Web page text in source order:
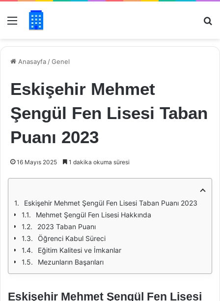
Menü
Anasayfa /Genel
Eskişehir Mehmet
Şengül Fen Lisesi Taban
Puanı 2023
16 Mayıs 2025 1 dakika okuma süresi
Eskişehir Mehmet Şengül Fen Lisesi Taban Puanı 2023
Mehmet Şengül Fen Lisesi Hakkında
2023 Taban Puanı
Öğrenci Kabul Süreci
Eğitim Kalitesi ve İmkanlar
Mezunların Başarıları
Eskişehir Mehmet Şengül Fen Lisesi